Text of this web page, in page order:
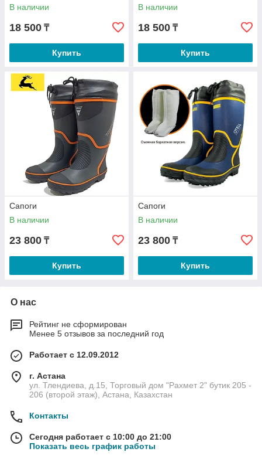
В наличии
18 500 ₸
Купить
В наличии
18 500 ₸
Купить
Сапоги
В наличии
23 800 ₸
Купить
Сапоги
В наличии
23 800 ₸
Купить
О нас
Рейтинг не сформирован
Менее 5 отзывов за последний год
Работает с 12.09.2012
г. Астана
ул. Тлендиева, д.15, Торговый дом "Рахмет 2" бутик 205 -
206 (второй этаж), Астана, Казахстан
Контакты
Сегодня работает с 10:00 до 21:00
Показать весь график работы